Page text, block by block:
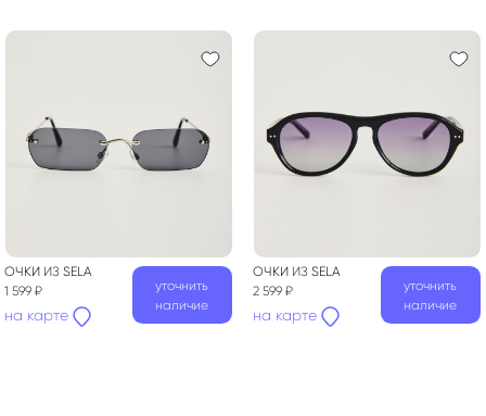
ОЧКИ ИЗ SELA
1 599 ₽
на карте
уточнить
наличие
ОЧКИ ИЗ SELA
2 599 ₽
на карте
уточнить
наличие